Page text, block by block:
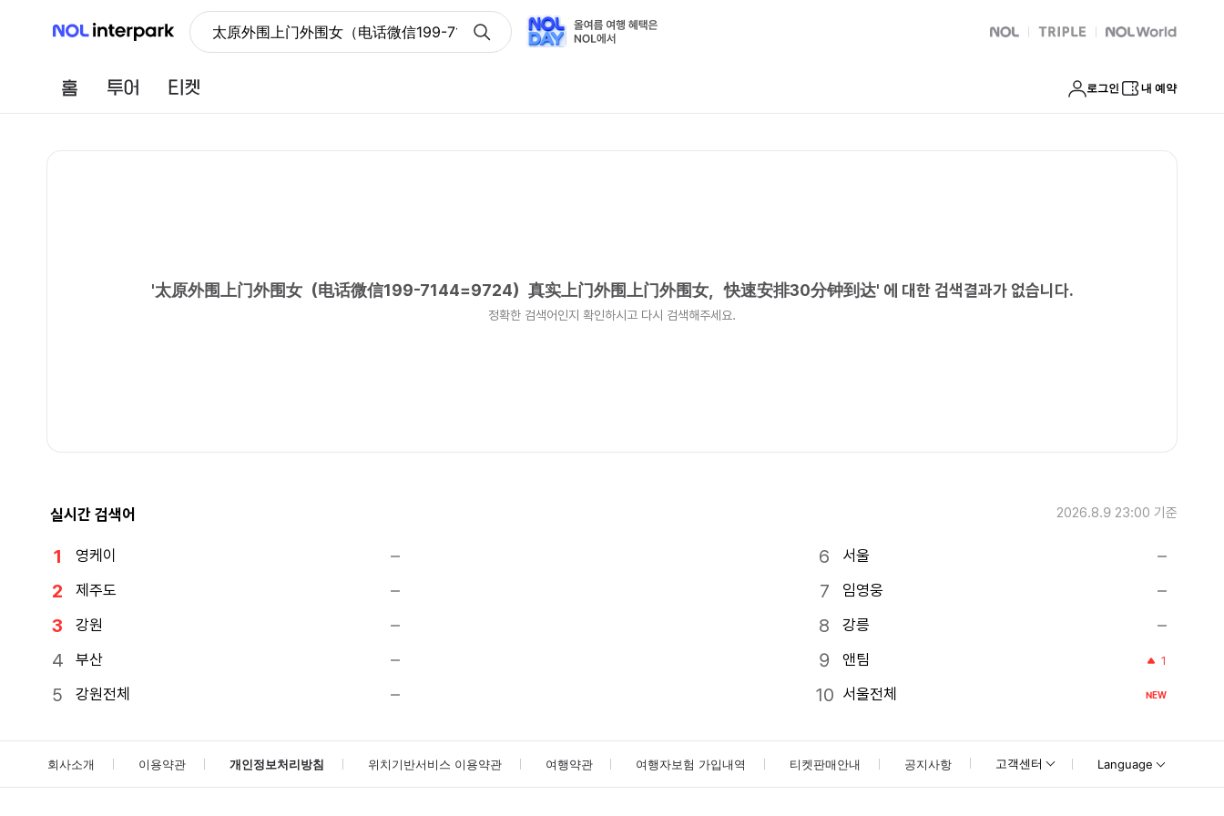
NOL 인터파크 太原外围上门外围女（电话微信199-7144=9724）真实上门外围上门外围女，快速安排30分钟到达 NOL 트리플 Global Interpark
홈 투어 로그인 내 예약
'太原外围上门外围女（电话微信199-7144=9724）真实上门外围上门外围女，快速安排30分钟到达' 에 대한 검색결과가 없습니다.
정확한 검색어인지 확인하시고 다시 검색해주세요.
실시간 검색어 2026.8.9 23:00 기준
영케이
제주도
강원
부산
강원전체
서울
임영웅
강릉
앤팀
1
서울전체 NEW
회사소개 이용약관 개인정보처리방침 위치기반서비스 이용약관 여행약관 여행자보험 가입내역 티켓판매안내 공지사항 고객센터 Language